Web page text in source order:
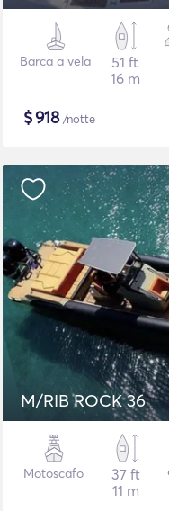
Barca a vela
51 ft
16 m
$918/notte
M/RIB ROCK 36
Motoscafo
37 ft
11 m